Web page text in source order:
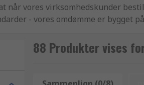
når vores virksomhedskunder
- vores omdømme er bygget
produkter, når du har brug
til-dag leveringsservice på
teknisk support fra vore
88 Produkter vises